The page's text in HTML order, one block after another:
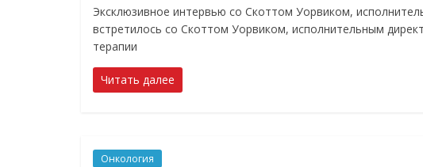
Эксклюзивное интервью со Скоттом Уорвиком,
встретилось со Скоттом Уорвиком, исполнительным
терапии
Читать далее
Онкология